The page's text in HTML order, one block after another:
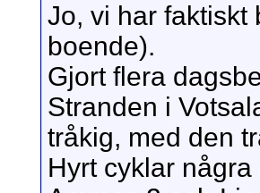
Jo, vi har faktiskt
boende).
Gjort flera
Stranden i
tråkig, med den
Hyrt cyklar